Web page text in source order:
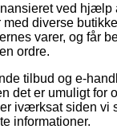
ved hjælp
diverse
varer, og får
ordre.
tilbud og e-
det er umuligt for
iværksat siden vi
informationer.